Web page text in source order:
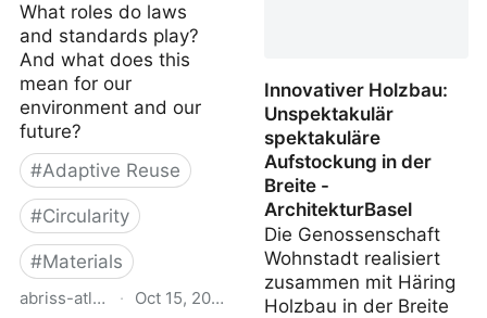
What roles do laws
and standards play?
And what does this
mean for our
environment and our
future?
#Adaptive Reuse
#Circularity
#Materials
abriss-atlas.ch· Oct 15, 2023
Innovativer Holzbau:
Unspektakulär
spektakuläre
Aufstockung in der
Breite -
ArchitekturBasel
Die Genossenschaft
Wohnstadt realisiert
zusammen mit Häring
Holzbau in der Breite